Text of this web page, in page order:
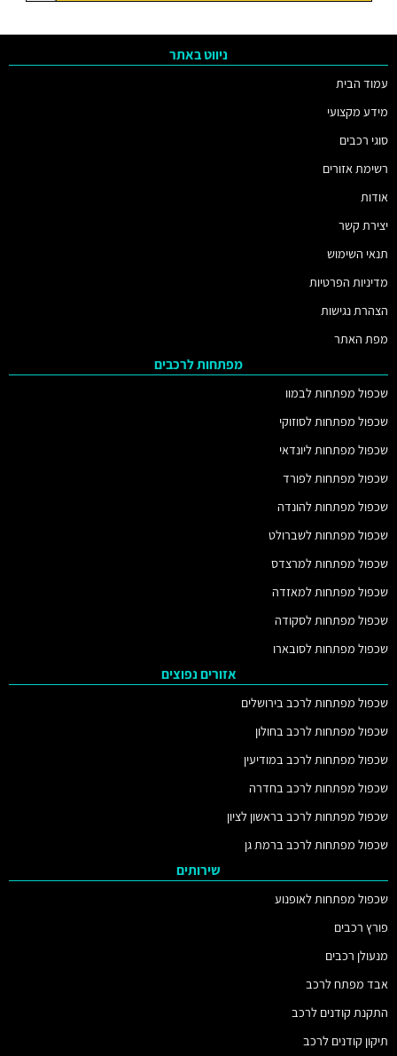
ניווט באתר
עמוד הבית
מידע מקצועי
סוגי רכבים
רשימת אזורים
אודות
יצירת קשר
תנאי השימוש
מדיניות הפרטיות
הצהרת נגישות
מפת האתר
מפתחות לרכבים
שכפול מפתחות לבמוו
שכפול מפתחות לסוזוקי
שכפול מפתחות ליונדאי
שכפול מפתחות לפורד
שכפול מפתחות להונדה
שכפול מפתחות לשברולט
שכפול מפתחות למרצדס
שכפול מפתחות למאזדה
שכפול מפתחות לסקודה
שכפול מפתחות לסובארו
אזורים נפוצים
שכפול מפתחות לרכב בירושלים
שכפול מפתחות לרכב בחולון
שכפול מפתחות לרכב במודיעין
שכפול מפתחות לרכב בחדרה
שכפול מפתחות לרכב בראשון לציון
שכפול מפתחות לרכב ברמת גן
שירותים
שכפול מפתחות לאופנוע
פורץ רכבים
מנעולן רכבים
אבד מפתח לרכב
התקנת קודנים לרכב
תיקון קודנים לרכב